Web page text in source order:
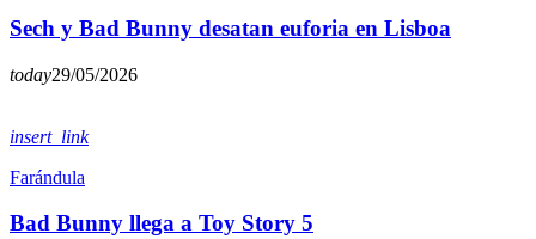
Sech y Bad Bunny desatan euforia en Lisboa
today29/05/2026
insert_link
Farándula
Bad Bunny llega a Toy Story 5